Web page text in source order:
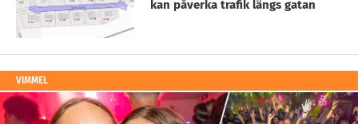
kan påverka trafik längs gatan
VIMMEL